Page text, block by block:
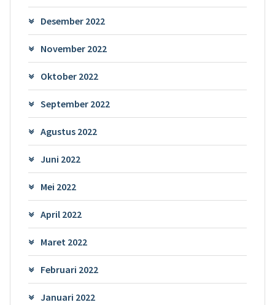
Desember 2022
November 2022
Oktober 2022
September 2022
Agustus 2022
Juni 2022
Mei 2022
April 2022
Maret 2022
Februari 2022
Januari 2022